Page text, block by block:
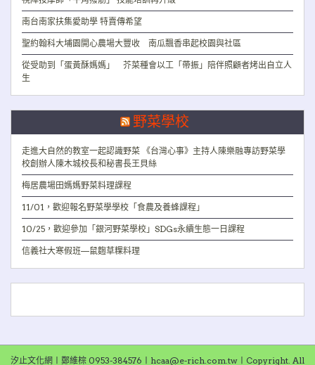
南台南家扶集愛助學 特賣傳希望
聖約翰科大埔園開心農場大豐收 南瓜飄香串起校園與社區
從受助到「蛋黃酥媽媽」 芥菜種會以工「帶振」陪伴照顧者烤出自立人
生
野菜學校
走進大自然的教室一起認識野菜 《台灣心事》主持人陳樂融專訪野菜學
校創辦人陳木城校長和秘書長王貝絲
梅居農場田媽媽野菜料理課程
11/01，歡迎報名野菜學學校「食農及養蜂課程」
10/25，歡迎參加「銀河野菜學校」SDGs永續生態一日課程
信義社大寒假班—鼠麴草粿料理
汐止文化網〡鄭維棕 0953-384576〡hcaa@e-rich.com.tw〡Copyright. All